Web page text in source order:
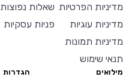
מדיניות הפרטיות
מדיניות עוגיות
מדיניות תמונות
תנאי שימוש
שאלות נפוצות
פניות עסקיות
מילואים הגדרות